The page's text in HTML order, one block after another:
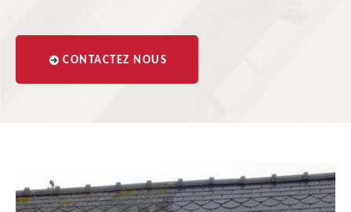
CONTACTEZ NOUS